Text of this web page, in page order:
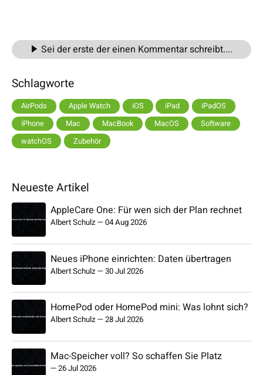
Sei der erste der einen Kommentar schreibt....
Schlagworte
AirPods Apple Watch iOS iPad
iPadOS
iPhone
Mac MacBook MacOS
Software
watchOS
Zubehör
Neueste Artikel
AppleCare One: Für wen sich der Plan rechnet
Albert Schulz—04 Aug 2026
Neues iPhone einrichten: Daten übertragen
Albert Schulz—30 Jul 2026
HomePod oder HomePod mini: Was lohnt sich?
Albert Schulz—28 Jul 2026
Mac-Speicher voll? So schaffen Sie Platz
—26 Jul 2026